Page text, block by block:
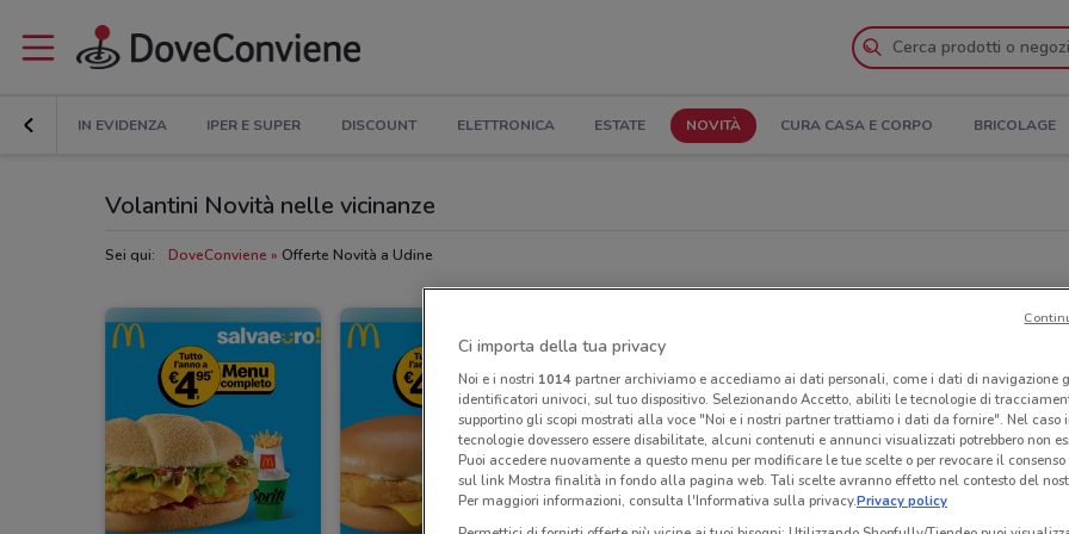
IN EVIDENZA IPER E SUPER DISCOUNT ELETTRONICA ESTATE NOVITÀ CURA CASA E CORPO BRICOLAGE
Volantini Novità nelle vicinanze
Sei qui: DoveConviene Offerte Novità a Udine
Ci importa della tua privacy
Noi e i nostri 1014partner archiviamo e accediamo ai dati personali, come i dati di navigazione
identificatori univoci, sul tuo dispositivo. Selezionando Accetto, abiliti le tecnologie di
supportino gli scopi mostrati alla voce "Noi e i nostri partner trattiamo i dati da fornire". Nel caso
tecnologie dovessero essere disabilitate, alcuni contenuti e annunci visualizzati potrebbero non
Puoi accedere nuovamente a questo menu per modificare le tue scelte o per revocare il
sul link Mostra finalità in fondo alla pagina web. Tali scelte avranno effetto nel contesto del
Per maggiori informazioni, consulta l'Informativa sulla privacy.Privacy policy